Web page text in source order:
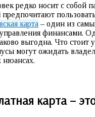
редко носит с собой
карта – один из
финансами.
выгодна. Что стоит
могут ожидать
нюансах.
карта –